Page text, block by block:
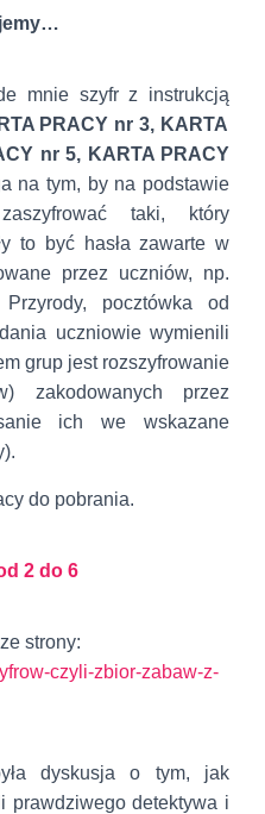
mnie szyfr z instrukcją
PRACY nr 3, KARTA
nr 5, KARTA PRACY
na tym, by na podstawie
taki, który
to być hasła zawarte w
przez uczniów, np.
pocztówka od
uczniowie wymienili
grup jest rozszyfrowanie
zakodowanych przez
ich we wskazane
do pobrania.
2 do 6
strony:
czyli-zbior-zabaw-z-
dyskusja o tym, jak
prawdziwego detektywa i